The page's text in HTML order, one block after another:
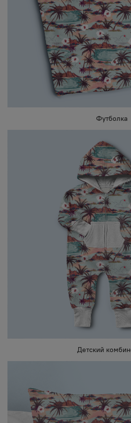
Футболка
Детский